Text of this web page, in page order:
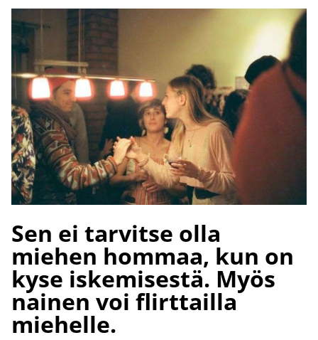
Sen ei tarvitse olla
miehen hommaa, kun on
kyse iskemisestä. Myös
nainen voi flirttailla
miehelle.